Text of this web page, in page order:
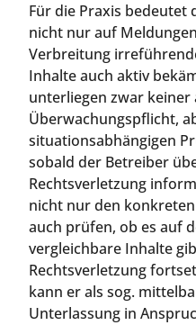
Für die Praxis bedeutet
nicht nur auf
Verbreitung
Inhalte auch aktiv
unterliegen zwar keiner
Überwachungspflicht,
situationsabhängigen
sobald der Betreiber
Rechtsverletzung
nicht nur den
auch prüfen, ob es auf
vergleichbare Inhalte
Rechtsverletzung
kann er als sog.
Unterlassung in